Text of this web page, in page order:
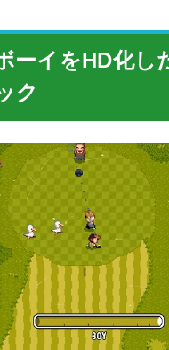
ーイをHD化し
ク